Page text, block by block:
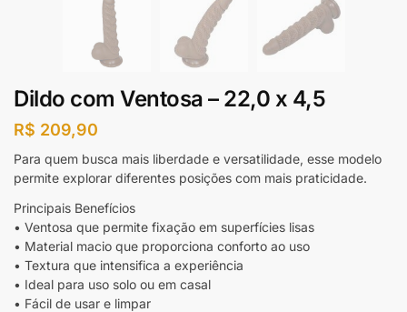
Dildo com Ventosa – 22,0 x 4,5
R$ 209,90
Para quem busca mais liberdade e versatilidade, esse modelo
permite explorar diferentes posições com mais praticidade.
Principais Benefícios
• Ventosa que permite fixação em superfícies lisas
• Material macio que proporciona conforto ao uso
• Textura que intensifica a experiência
• Ideal para uso solo ou em casal
• Fácil de usar e limpar